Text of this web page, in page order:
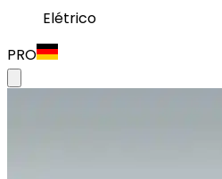
Elétrico
PRO